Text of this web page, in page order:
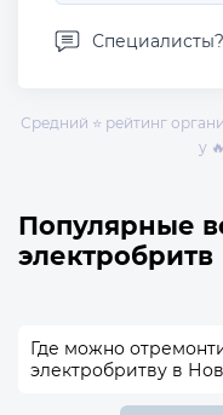
Средний ⭐ рейтинг
у
Популярные
электробритв
Где можно
электробритву в